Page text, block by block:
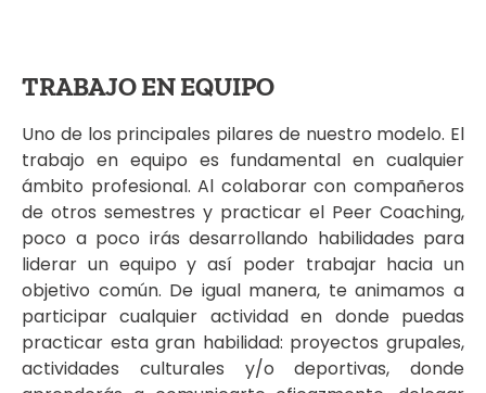
TRABAJO EN EQUIPO
Uno de los principales pilares de nuestro modelo. El
trabajo en equipo es fundamental en cualquier
ámbito profesional. Al colaborar con compañeros
de otros semestres y practicar el Peer Coaching,
poco a poco irás desarrollando habilidades para
liderar un equipo y así poder trabajar hacia un
objetivo común. De igual manera, te animamos a
participar cualquier actividad en donde puedas
practicar esta gran habilidad: proyectos grupales,
actividades culturales y/o deportivas, donde